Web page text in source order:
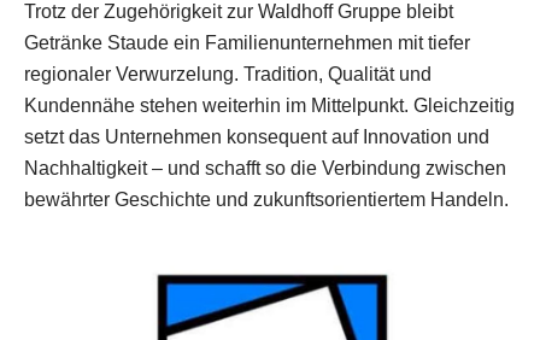
Trotz der Zugehörigkeit zur Waldhoff Gruppe bleibt
Getränke Staude ein Familienunternehmen mit tiefer
regionaler Verwurzelung. Tradition, Qualität und
Kundennähe stehen weiterhin im Mittelpunkt. Gleichzeitig
setzt das Unternehmen konsequent auf Innovation und
Nachhaltigkeit – und schafft so die Verbindung zwischen
bewährter Geschichte und zukunftsorientiertem Handeln.